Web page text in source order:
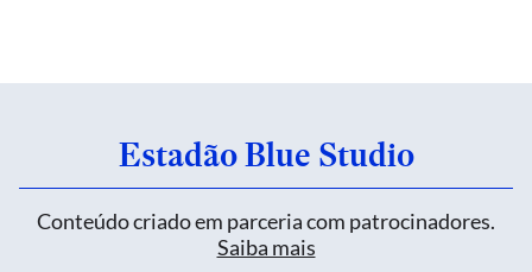
Estadão Blue Studio
Conteúdo criado em parceria com patrocinadores.
Saiba mais